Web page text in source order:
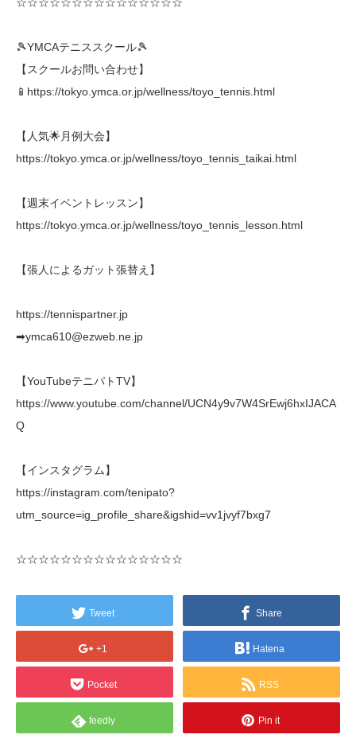
🎾YMCAテニススクール🎾
【スクールお問い合わせ】
📱https://tokyo.ymca.or.jp/wellness/toyo_tennis.html
【人気🌟月例大会】
https://tokyo.ymca.or.jp/wellness/toyo_tennis_taikai.html
【週末イベントレッスン】
https://tokyo.ymca.or.jp/wellness/toyo_tennis_lesson.html
【張人によるガット張替え】
https://tennispartner.jp
➡︎ymca610@ezweb.ne.jp
【YouTubeテニパトTV】
https://www.youtube.com/channel/UCN4y9v7W4SrEwj6hxIJACA
Q
【インスタグラム】
https://instagram.com/tenipato?
utm_source=ig_profile_share&igshid=vv1jvyf7bxg7
☆☆☆☆☆☆☆☆☆☆☆☆☆☆☆
Tweet Share
+1 Hatena
Pocket RSS
feedly Pin it